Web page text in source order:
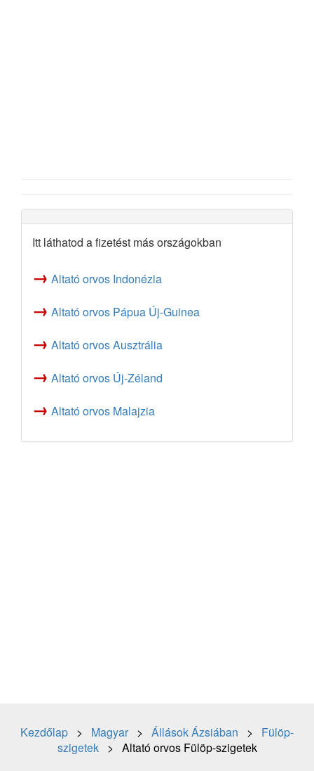
Itt láthatod a fizetést más országokban
→ Altató orvos Indonézia
→ Altató orvos Pápua Új-Guinea
→ Altató orvos Ausztrália
→ Altató orvos Új-Zéland
→ Altató orvos Malajzia
Kezdőlap > Magyar > Állások Ázsiában > Fülöp-
szigetek> Altató orvos Fülöp-szigetek